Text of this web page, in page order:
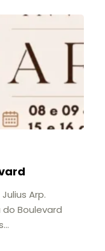
de Nova
o legado
documentos,
sua
e a
Arp.
Boulevard